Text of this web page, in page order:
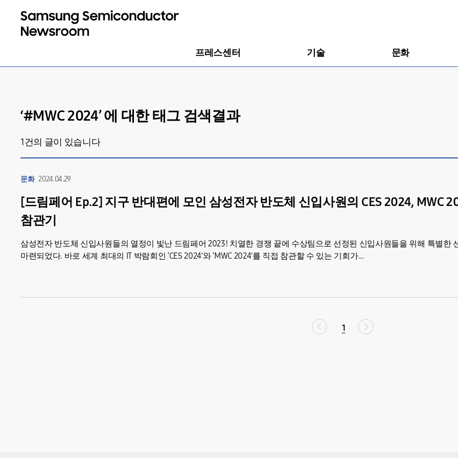
프레스센터 기술 문화
‘#MWC 2024’ 에 대한 태그 검색결과
1건의 글이 있습니다
문화 2024.04.29
[드림페어 Ep.2] 지구 반대편에 모인 삼성전자 반도체 신입사원의 CES 2024, MWC
참관기
삼성전자 반도체 신입사원들의 열정이 빛난 드림페어 2023! 치열한 경쟁 끝에 수상팀으로 선정된 신입사원들을 위해 특별한
마련되었다. 바로 세계 최대의 IT 박람회인 ‘CES 2024’와 ‘MWC 2024’를 직접 참관할 수 있는 기회가...
1